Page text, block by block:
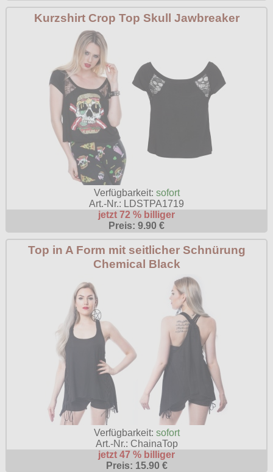
Kurzshirt Crop Top Skull Jawbreaker
Verfügbarkeit: sofort
Art.-Nr.: LDSTPA1719
jetzt 72 % billiger
Preis: 9.90 €
Top in A Form mit seitlicher Schnürung
Chemical Black
Verfügbarkeit: sofort
Art.-Nr.: ChainaTop
jetzt 47 % billiger
Preis: 15.90 €